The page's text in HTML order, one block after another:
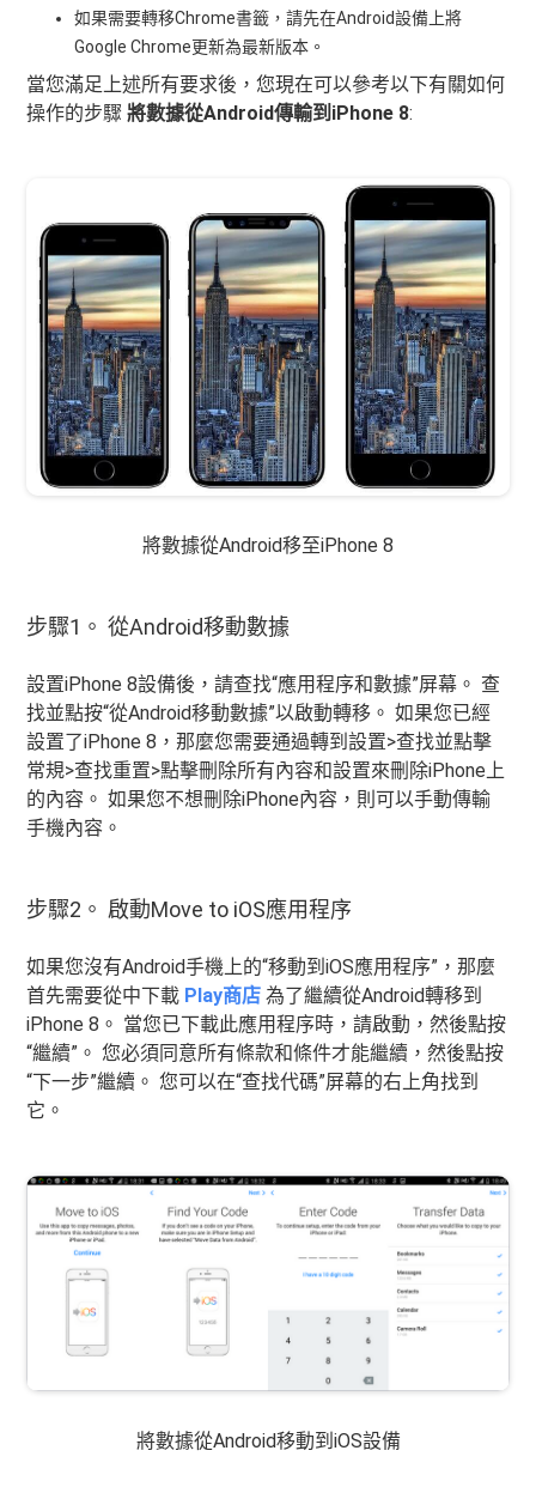
如果需要轉移Chrome書籤，請先在Android設備上將
Google Chrome更新為最新版本。
當您滿足上述所有要求後，您現在可以參考以下有關如何
操作的步驟將數據從Android傳輸到iPhone 8:
將數據從Android移至iPhone 8
步驟1。 從Android移動數據
設置iPhone 8設備後，請查找“應用程序和數據”屏幕。 查
找並點按“從Android移動數據”以啟動轉移。 如果您已經
設置了iPhone 8，那麼您需要通過轉到設置>查找並點擊
常規>查找重置>點擊刪除所有內容和設置來刪除iPhone上
的內容。 如果您不想刪除iPhone內容，則可以手動傳輸
手機內容。
步驟2。 啟動Move to iOS應用程序
如果您沒有Android手機上的“移動到iOS應用程序”，那麼
首先需要從中下載 Play商店 為了繼續從Android轉移到
iPhone 8。 當您已下載此應用程序時，請啟動，然後點按
“繼續”。 您必須同意所有條款和條件才能繼續，然後點按
“下一步”繼續。 您可以在“查找代碼”屏幕的右上角找到
它。
將數據從Android移動到iOS設備